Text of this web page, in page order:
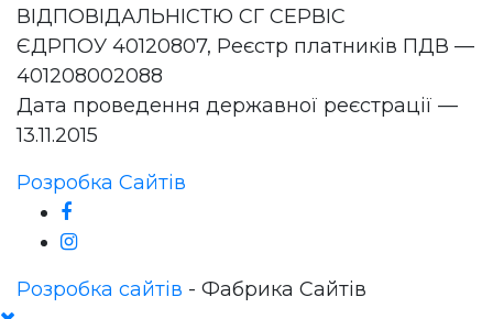
ВІДПОВІДАЛЬНІСТЮ СГ СЕРВІС
ЄДРПОУ 40120807, Реєстр платників ПДВ —
401208002088
Дата проведення державної реєстрації —
13.11.2015
Розробка Сайтів
Розробка сайтів - Фабрика Сайтів